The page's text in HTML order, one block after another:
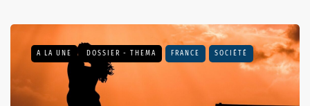
A LA UNE DOSSIER - THEMA FRANCE SOCIÉTÉ